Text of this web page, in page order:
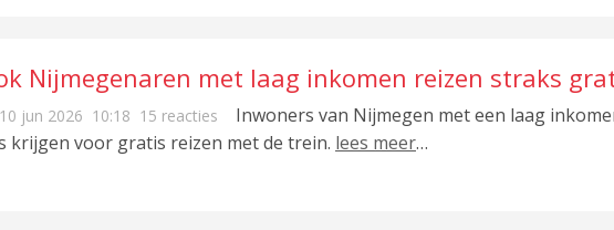
Nijmegenaren met laag inkomen reizen straks
10 jun 2026 10:18 15 reacties
Inwoners van Nijmegen met een laag
krijgen voor gratis reizen met de trein. lees meer…